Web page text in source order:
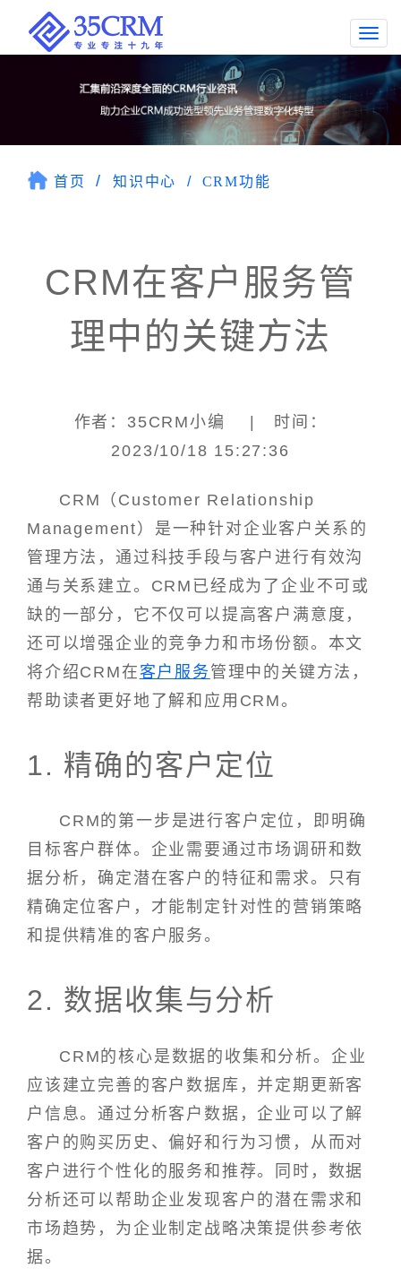
首页 知识中心 CRM功能
CRM在客户服务管
理中的关键方法
作者：35CRM小编 | 时间：
2023/10/18 15:27:36
CRM（Customer Relationship
Management）是一种针对企业客户关系的
管理方法，通过科技手段与客户进行有效沟
通与关系建立。CRM已经成为了企业不可或
缺的一部分，它不仅可以提高客户满意度，
还可以增强企业的竞争力和市场份额。本文
将介绍CRM在客户服务 管理中的关键方法，
帮助读者更好地了解和应用CRM。
1. 精确的客户定位
CRM的第一步是进行客户定位，即明确
目标客户群体。企业需要通过市场调研和数
据分析，确定潜在客户的特征和需求。只有
精确定位客户，才能制定针对性的营销策略
和提供精准的客户服务。
2. 数据收集与分析
CRM的核心是数据的收集和分析。企业
应该建立完善的客户数据库，并定期更新客
户信息。通过分析客户数据，企业可以了解
客户的购买历史、偏好和行为习惯，从而对
客户进行个性化的服务和推荐。同时，数据
分析还可以帮助企业发现客户的潜在需求和
市场趋势，为企业制定战略决策提供参考依
据。